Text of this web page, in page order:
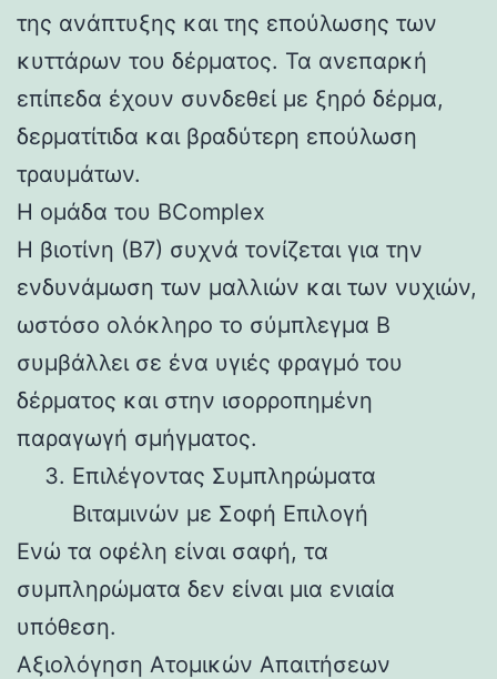
της ανάπτυξης και της επούλωσης των
κυττάρων του δέρματος. Τα ανεπαρκή
επίπεδα έχουν συνδεθεί με ξηρό δέρμα,
δερματίτιδα και βραδύτερη επούλωση
τραυμάτων.
Η ομάδα του BComplex
Η βιοτίνη (Β7) συχνά τονίζεται για την
ενδυνάμωση των μαλλιών και των νυχιών,
ωστόσο ολόκληρο το σύμπλεγμα Β
συμβάλλει σε ένα υγιές φραγμό του
δέρματος και στην ισορροπημένη
παραγωγή σμήγματος.
Επιλέγοντας Συμπληρώματα
Βιταμινών με Σοφή Επιλογή
Ενώ τα οφέλη είναι σαφή, τα
συμπληρώματα δεν είναι μια ενιαία
υπόθεση.
Αξιολόγηση Ατομικών Απαιτήσεων